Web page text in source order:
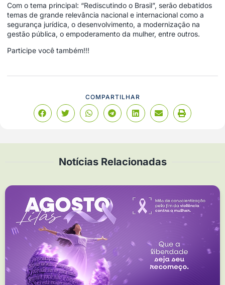
Com o tema principal: “Rediscutindo o Brasil”, serão debatidos
temas de grande relevância nacional e internacional como a
segurança jurídica, o desenvolvimento, a modernização na
gestão pública, o empoderamento da mulher, entre outros.
Participe você também!!!
COMPARTILHAR
Notícias Relacionadas